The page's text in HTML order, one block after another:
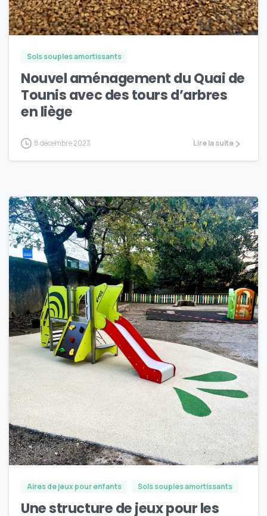
4
Sols souples amortissants
Nouvel aménagement du Quai de
Tounis avec des tours d’arbres
en liège
8 décembre 2023 Lire la suite
4
Aires de jeux pour enfants Sols souples amortissants
Une structure de jeux pour les